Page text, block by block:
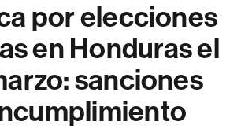
por elecciones
en Honduras el
sanciones